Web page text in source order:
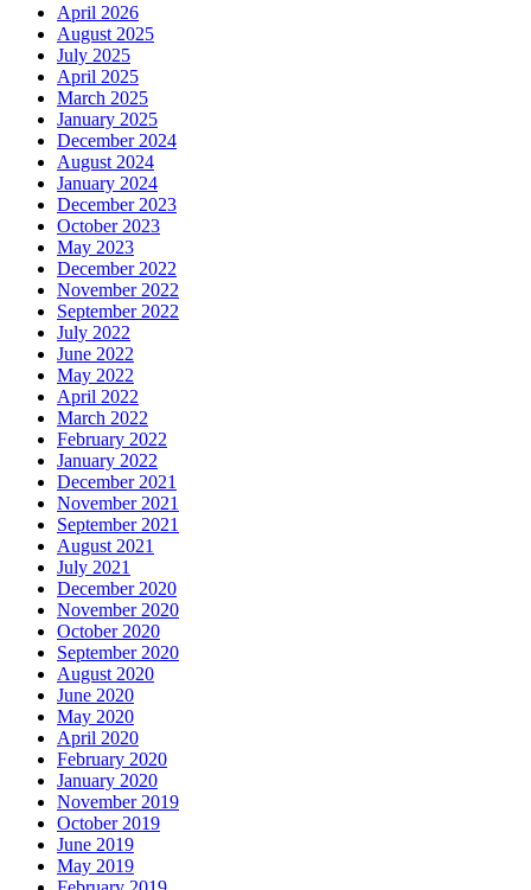
April 2026
August 2025
July 2025
April 2025
March 2025
January 2025
December 2024
August 2024
January 2024
December 2023
October 2023
May 2023
December 2022
November 2022
September 2022
July 2022
June 2022
May 2022
April 2022
March 2022
February 2022
January 2022
December 2021
November 2021
September 2021
August 2021
July 2021
December 2020
November 2020
October 2020
September 2020
August 2020
June 2020
May 2020
April 2020
February 2020
January 2020
November 2019
October 2019
June 2019
May 2019